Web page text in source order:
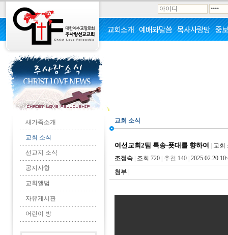
교회소개 예배와말씀 목사사랑방 중
새가족소개
교회 소식
선교지 소식
공지사항
교회앨범
자유게시판
어린이 방
교회 소식
여선교회2팀 특송-푯대를 향하여
교회
조정숙
조회 720 추천 140
2025.02.20
첨부